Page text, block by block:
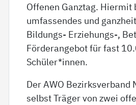
Offenen Ganztag. Hiermit
umfassendes und
Bildungs- Erziehungs-,
Förderangebot für fast
Schüler*innen.
Der AWO Bezirksverband
selbst Träger von zwei